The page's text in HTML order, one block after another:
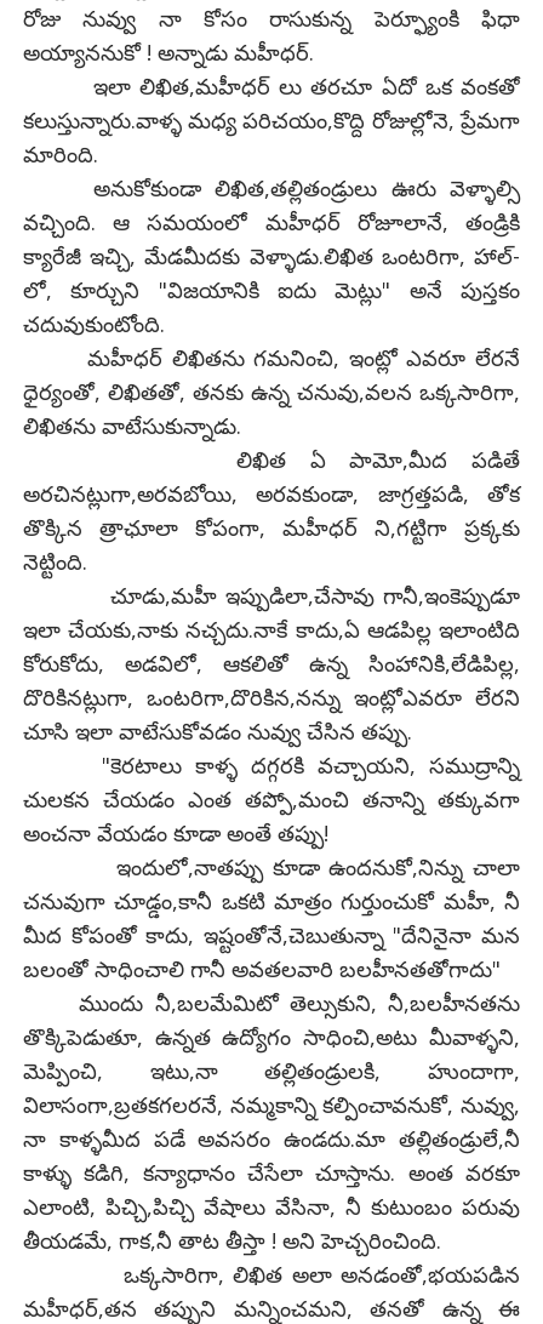
రోజు నువ్వు నా కోసం రాసుకున్న పెర్ఫ్యూంకి ఫిధా
అయ్యాననుకో ! అన్నాడు మహీధర్.
ఇలా లిఖిత,మహీధర్ లు తరచూ ఏదో ఒక వంకతో
కలుస్తున్నారు.వాళ్ళ మధ్య పరిచయం,కొద్ది రోజుల్లోనె, ప్రేమగా
మారింది.
అనుకోకుండా లిఖిత,తల్లితండ్రులు ఊరు వెళ్ళాల్సి
వచ్చింది. ఆ సమయంలో మహీధర్ రోజూలానే, తండ్రికి
క్యారేజీ ఇచ్చి, మేడమీదకు వెళ్ళాడు.లిఖిత ఒంటరిగా, హాల్-
లో, కూర్చుని "విజయానికి ఐదు మెట్లు" అనే పుస్తకం
చదువుకుంటోంది.
మహీధర్ లిఖితను గమనించి, ఇంట్లో ఎవరూ లేరనే
ధైర్యంతో, లిఖితతో, తనకు ఉన్న చనువు,వలన ఒక్కసారిగా,
లిఖితను వాటేసుకున్నాడు.
లిఖిత ఏ పామో,మీద పడితే
అరచినట్లుగా,అరవబోయి, అరవకుండా, జాగ్రత్తపడి, తోక
తొక్కిన త్రాఛూలా కోపంగా, మహీధర్ ని,గట్టిగా ప్రక్కకు
నెట్టింది.
చూడు,మహీ ఇప్పుడిలా,చేసావు గానీ,ఇంకెప్పుడూ
ఇలా చేయకు,నాకు నచ్చదు.నాకే కాదు,ఏ ఆడపిల్ల ఇలాంటిది
కోరుకోదు, అడవిలో, ఆకలితో ఉన్న సింహానికి,లేడిపిల్ల,
దొరికినట్లుగా, ఒంటరిగా,దొరికిన,నన్ను ఇంట్లోఎవరూ లేరని
చూసి ఇలా వాటేసుకోవడం నువ్వు చేసిన తప్పు.
"కెరటాలు కాళ్ళ దగ్గరకి వచ్చాయని, సముద్రాన్ని
చులకన చేయడం ఎంత తప్పో,మంచి తనాన్ని తక్కువగా
అంచనా వేయడం కూడా అంతే తప్పు!
ఇందులో,నాతప్పు కూడా ఉందనుకో,నిన్ను చాలా
చనువుగా చూడ్డం,కానీ ఒకటి మాత్రం గుర్తుంచుకో మహీ, నీ
మీద కోపంతో కాదు, ఇష్టంతోనే,చెబుతున్నా "దేనినైనా మన
బలంతో సాధించాలి గానీ అవతలవారి బలహీనతతోగాదు"
ముందు నీ,బలమేమిటో తెల్సుకుని, నీ,బలహీనతను
తొక్కిపెడుతూ, ఉన్నత ఉద్యోగం సాధించి,అటు మీవాళ్ళని,
మెప్పించి, ఇటు,నా తల్లితండ్రులకి, హుందాగా,
విలాసంగా,బ్రతకగలరనే, నమ్మకాన్ని కల్పించావనుకో, నువ్వు,
నా కాళ్ళమీద పడే అవసరం ఉండదు.మా తల్లితండ్రులే,నీ
కాళ్ళు కడిగి, కన్యాధానం చేసేలా చూస్తాను. అంత వరకూ
ఎలాంటి, పిచ్చి,పిచ్చి వేషాలు వేసినా, నీ కుటుంబం పరువు
తీయడమే, గాక,నీ తాట తీస్తా ! అని హెచ్చరించింది.
ఒక్కసారిగా, లిఖిత అలా అనడంతో,భయపడిన
మహీధర్,తన తప్పుని మన్నించమని, తనతో ఉన్న ఈ